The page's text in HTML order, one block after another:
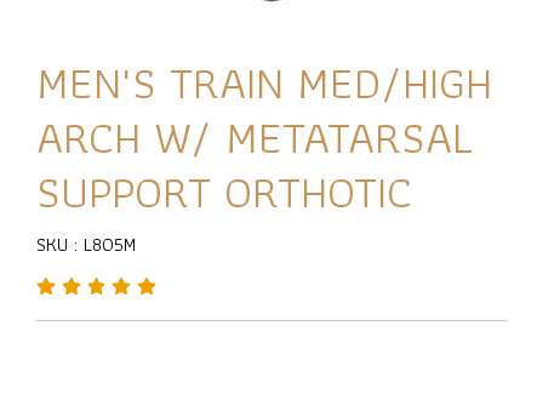
MEN'S TRAIN MED/HIGH
ARCH W/ METATARSAL
SUPPORT ORTHOTIC
SKU : L805M